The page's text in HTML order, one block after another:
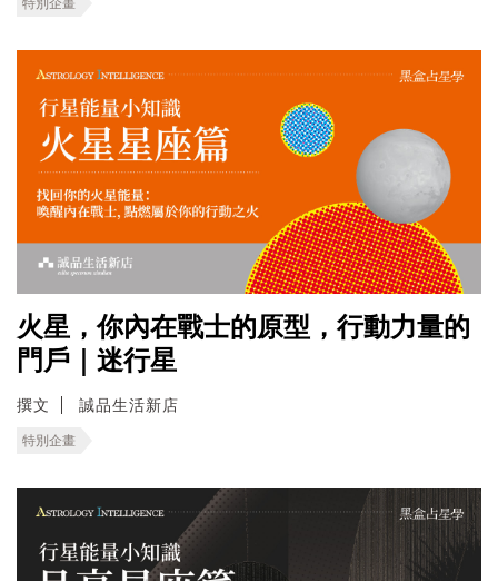
火星，你內在戰士的原型，行動力量的
門戶｜迷行星
撰文 誠品生活新店
特別企畫